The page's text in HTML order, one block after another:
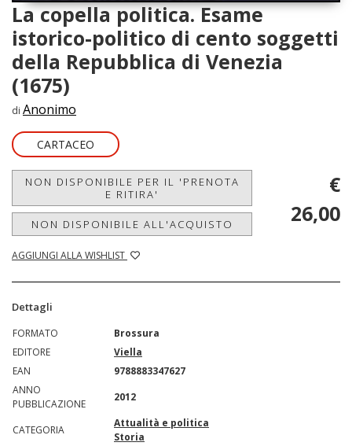
La copella politica. Esame
istorico-politico di cento soggetti
della Repubblica di Venezia
(1675)
di Anonimo
CARTACEO
NON DISPONIBILE PER IL 'PRENOTA
E RITIRA'
NON DISPONIBILE ALL'ACQUISTO
AGGIUNGI ALLA WISHLIST
€
26,00
Dettagli
FORMATO
Brossura
EDITORE
Viella
EAN
9788883347627
ANNO
PUBBLICAZIONE
2012
CATEGORIA
Attualità e politica
Storia